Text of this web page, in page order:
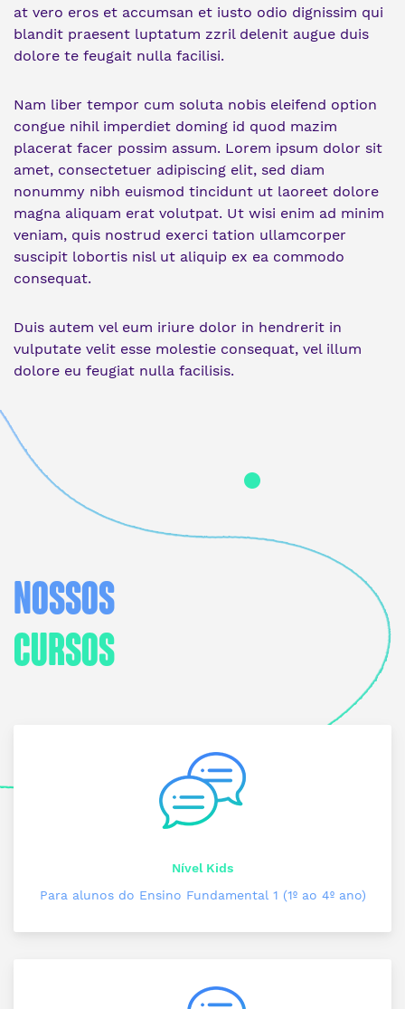
at vero eros et accumsan et iusto odio dignissim qui
blandit praesent luptatum zzril delenit augue duis
dolore te feugait nulla facilisi.
Nam liber tempor cum soluta nobis eleifend option
congue nihil imperdiet doming id quod mazim
placerat facer possim assum. Lorem ipsum dolor sit
amet, consectetuer adipiscing elit, sed diam
nonummy nibh euismod tincidunt ut laoreet dolore
magna aliquam erat volutpat. Ut wisi enim ad minim
veniam, quis nostrud exerci tation ullamcorper
suscipit lobortis nisl ut aliquip ex ea commodo
consequat.
Duis autem vel eum iriure dolor in hendrerit in
vulputate velit esse molestie consequat, vel illum
dolore eu feugiat nulla facilisis.
NOSSOS
CURSOS
Nível Kids
Para alunos do Ensino Fundamental 1 (1º ao 4º ano)